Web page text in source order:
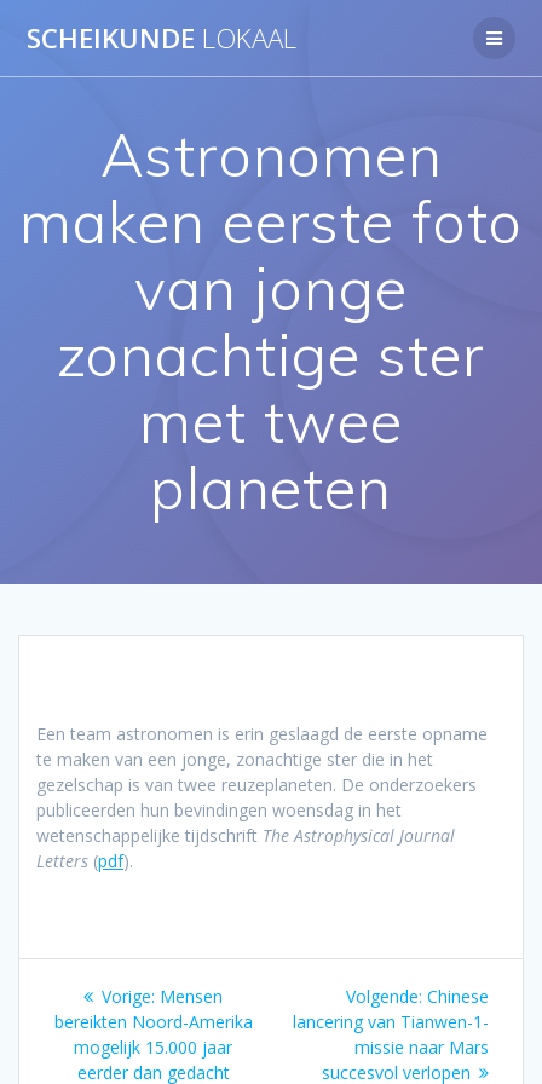
naar
SCHEIKUNDE LOKAAL
Astronomen
maken eerste foto
van jonge
zonachtige ster
met twee
planeten
Een team astronomen is erin geslaagd de eerste opname
te maken van een jonge, zonachtige ster die in het
gezelschap is van twee reuzeplaneten. De onderzoekers
publiceerden hun bevindingen woensdag in het
wetenschappelijke tijdschrift The Astrophysical Journal
Letters (pdf).
Bericht
navigatie
Vorige: Vorig
bericht:
Mensen
bereikten Noord-Amerika
mogelijk 15.000 jaar
eerder dan gedacht
Volgende: Volgend
bericht:
Chinese
lancering van Tianwen-1-
missie naar Mars
succesvol verlopen